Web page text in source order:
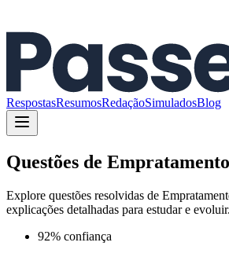
RespostasResumosRedaçãoSimuladosBlog
Questões de Empratamento
Explore questões resolvidas de
explicações detalhadas para estudar e evoluir.
92% confiança